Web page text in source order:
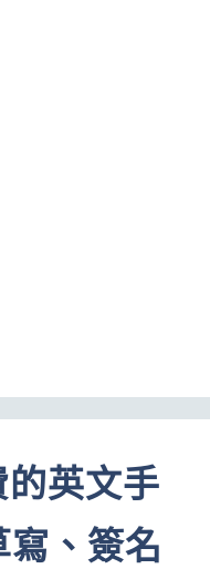
英文手
、簽名